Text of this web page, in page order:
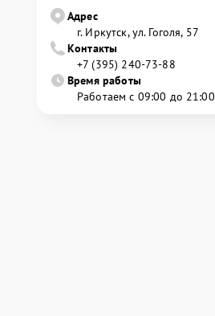
Адрес
г. Иркутск, ул. ​Гоголя, 57
Контакты
+7 (395) 240-73-88
Время работы
Работаем с 09:00 до 21:00